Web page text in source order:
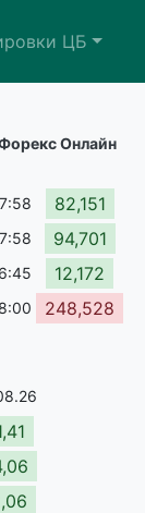
ЦБ
Онлайн
82,151
94,701
12,172
248,528